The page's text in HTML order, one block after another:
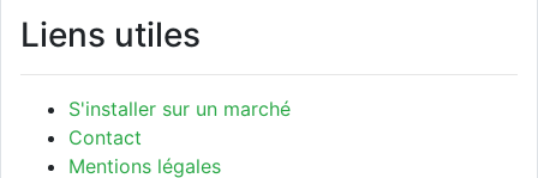
Liens utiles
S'installer sur un marché
Contact
Mentions légales